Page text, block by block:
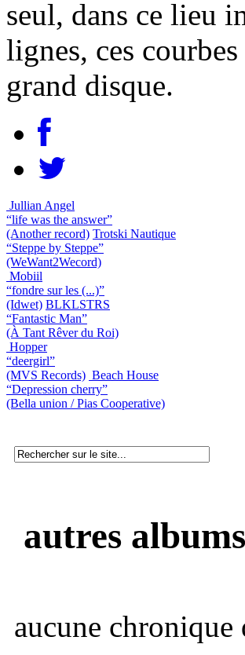
seul, dans ce lieu
lignes, ces
grand disque.
Jullian Angel
“life was the answer”
(Another record) Trotski Nautique
“Steppe by Steppe”
(WeWant2Wecord)
Mobiil
“fondre sur les (...)”
(Idwet) BLKLSTRS
“Fantastic Man”
(À Tant Rêver du Roi)
Hopper
“deergirl”
(MVS Records) Beach House
“Depression cherry”
(Bella union / Pias Cooperative)
autres albums
aucune chronique